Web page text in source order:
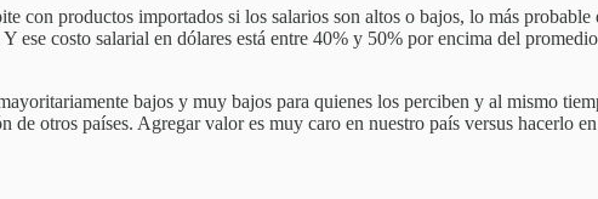
con productos importados si los salarios son altos o bajos, lo más
ese costo salarial en dólares está entre 40% y 50% por encima del
bajos y muy bajos para quienes los perciben y al mismo
otros países. Agregar valor es muy caro en nuestro país versus hacerlo